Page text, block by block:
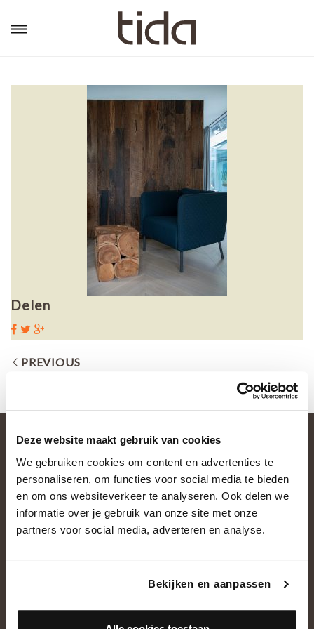
Deze website maakt gebruik van cookies
We gebruiken cookies om content en advertenties te
personaliseren, om functies voor social media te bieden
en om ons websiteverkeer te analyseren. Ook delen we
informatie over je gebruik van onze site met onze
partners voor social media, adverteren en analyse.
Bekijken en aanpassen
Delen
PREVIOUS